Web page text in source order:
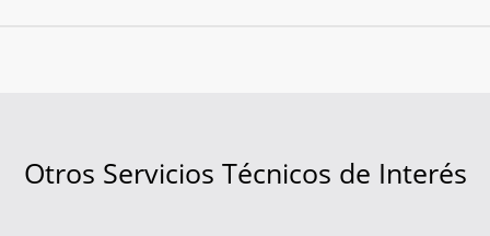
Otros Servicios Técnicos de Interés